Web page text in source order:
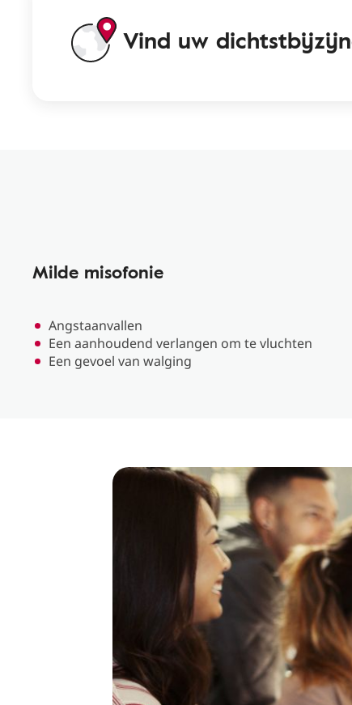
Vind uw
Milde misofonie
Angstaanvallen
Een aanhoudend verlangen om te vluchten
Een gevoel van walging